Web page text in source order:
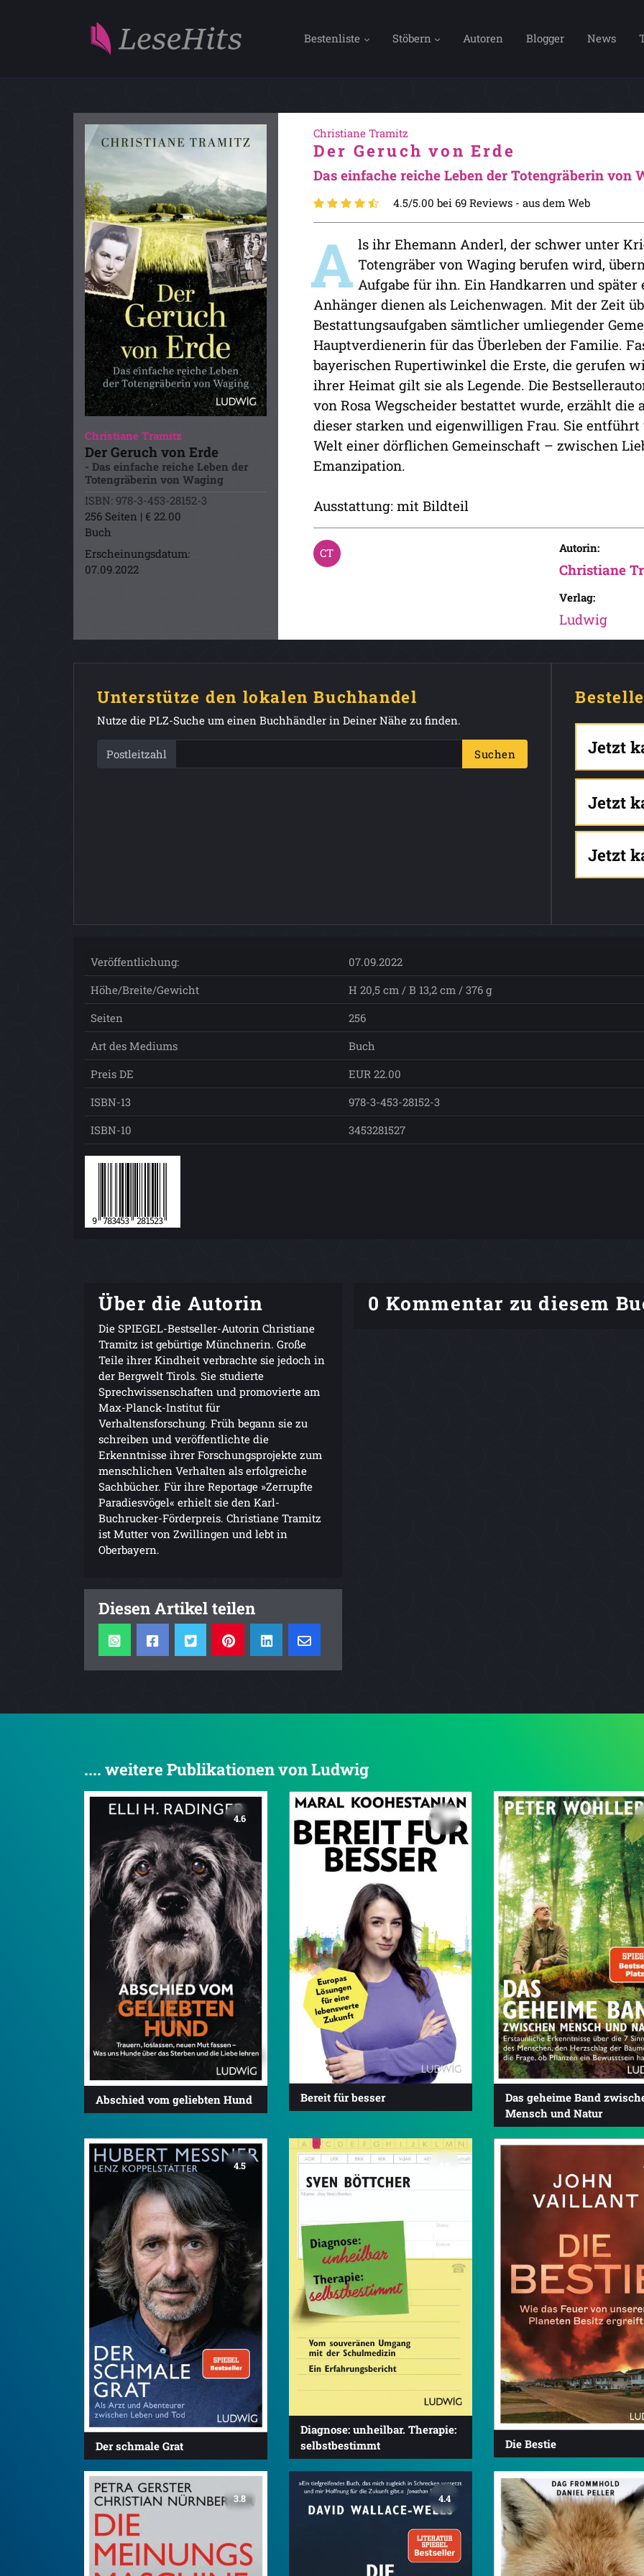
Bestenliste Stöbern Autoren Blogger News
Christiane Tramitz
Der Geruch von Erde
- Das einfache reiche Leben der
Totengräberin von Waging
ISBN: 978-3-453-28152-3
256 Seiten | € 22.00
Buch
Erscheinungsdatum:
07.09.2022
Christiane Tramitz
Der Geruch von Erde
Das einfache reiche Leben der Totengräberin von
4.5/5.00 bei 69 Reviews - aus dem Web
A ls ihr Ehemann Anderl, der schwer unter
Totengräber von Waging berufen wird,
Aufgabe für ihn. Ein Handkarren und
Anhänger dienen als Leichenwagen. Mit der Zeit
Bestattungsaufgaben sämtlicher umliegender
Hauptverdienerin für das Überleben der Familie.
bayerischen Rupertiwinkel die Erste, die gerufen
ihrer Heimat gilt sie als Legende. Die
von Rosa Wegscheider bestattet wurde, erzählt
dieser starken und eigenwilligen Frau. Sie
Welt einer dörflichen Gemeinschaft – zwischen
Emanzipation.
Ausstattung: mit Bildteil
Autorin:
Christiane
Verlag:
Ludwig
Unterstütze den lokalen Buchhandel
Nutze die PLZ-Suche um einen Buchhändler in Deiner Nähe zu finden.
Postleitzahl Suchen Jetzt
Jetzt
Jetzt
Veröffentlichung:
07.09.2022
Höhe/Breite/Gewicht
H 20,5 cm / B 13,2 cm / 376 g
Seiten
256
Art des Mediums
Buch
Preis DE
EUR 22.00
ISBN-13
978-3-453-28152-3
ISBN-10
3453281527
Über die Autorin
Die SPIEGEL-Bestseller-Autorin Christiane
Tramitz ist gebürtige Münchnerin. Große
Teile ihrer Kindheit verbrachte sie jedoch in
der Bergwelt Tirols. Sie studierte
Sprechwissenschaften und promovierte am
Max-Planck-Institut für
Verhaltensforschung. Früh begann sie zu
schreiben und veröffentlichte die
Erkenntnisse ihrer Forschungsprojekte zum
menschlichen Verhalten als erfolgreiche
Sachbücher. Für ihre Reportage »Zerrupfte
Paradiesvögel« erhielt sie den Karl-
Buchrucker-Förderpreis. Christiane Tramitz
ist Mutter von Zwillingen und lebt in
Oberbayern.
Diesen Artikel teilen
0 Kommentar zu diesem
.... weitere Publikationen von Ludwig
4.6
Abschied vom geliebten Hund Bereit für besser
Das geheime Band
Mensch und Natur
4.5
Der schmale Grat
Diagnose: unheilbar. Therapie:
selbstbestimmt
Die Bestie
3.8 4.4